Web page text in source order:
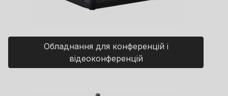
Обладнання для конференцій і
відеоконференцій